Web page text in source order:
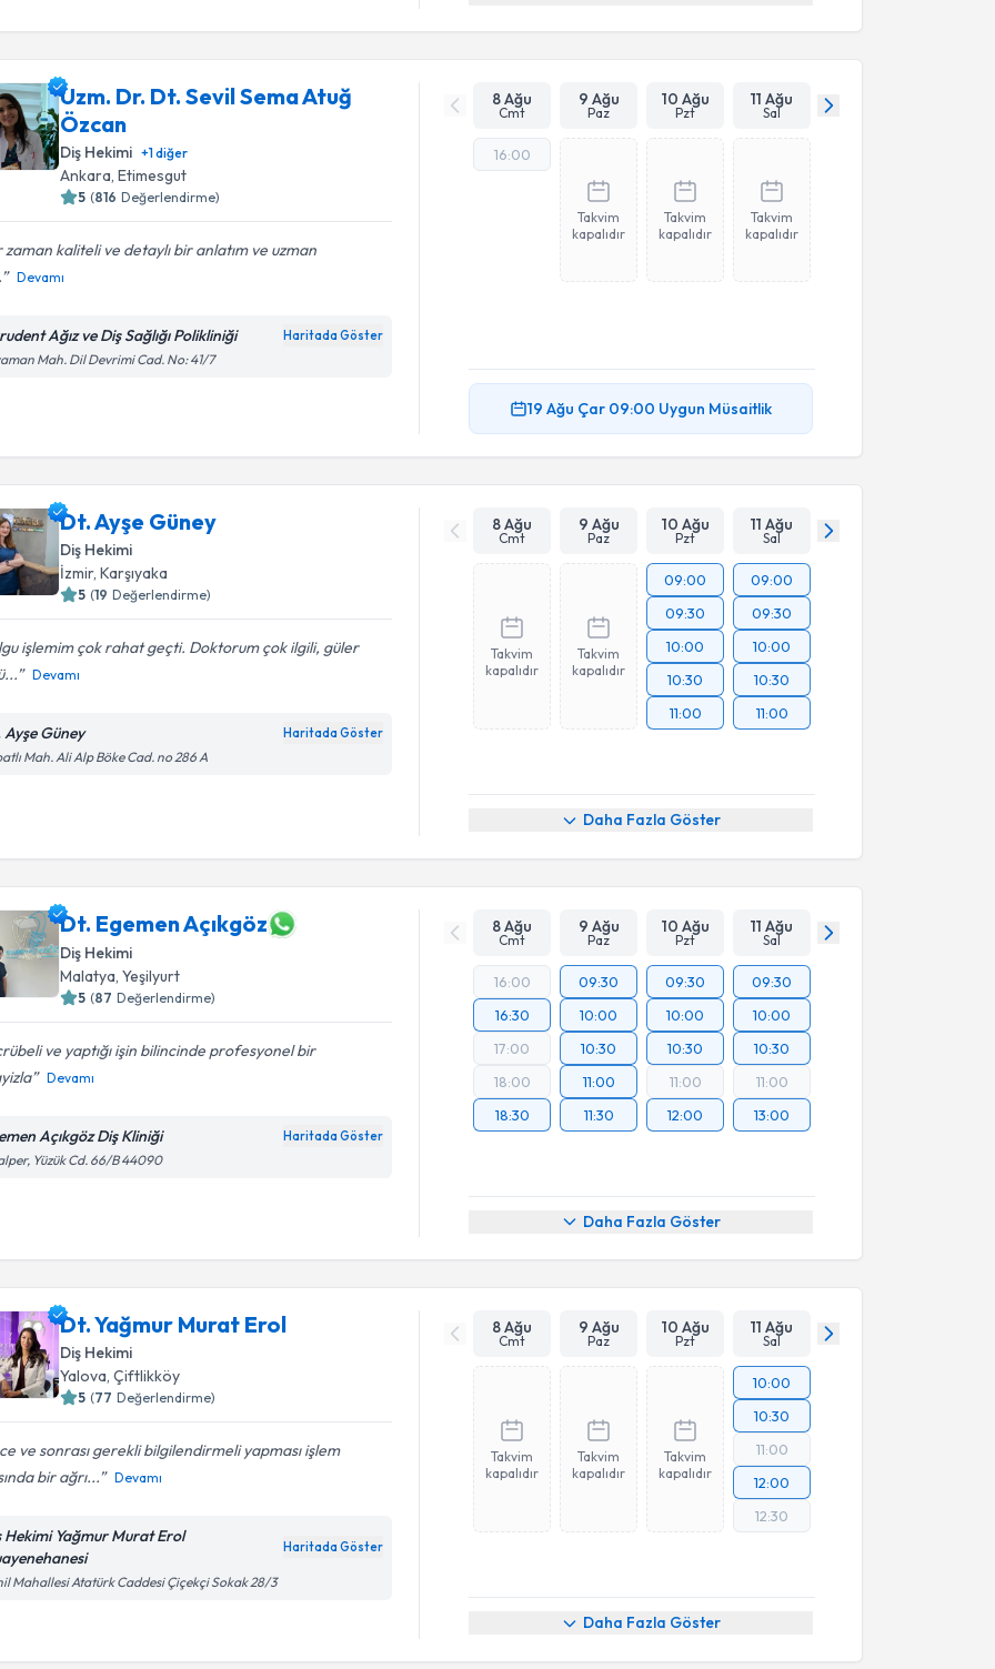
Uzm. Dr. Dt. Sevil Sema Atuğ
Özcan
Diş Hekimi +1diğer
Ankara, Etimesgut
5 (816 Değerlendirme)
zaman kaliteli ve detaylı bir anlatım ve uzman
Devamı
Ağız ve Diş Sağlığı Polikliniği Haritada Göster
Mah. Dil Devrimi Cad. No: 41/7
8 Ağu
Cmt
9 Ağu
Paz
10 Ağu
Pzt
11 Ağu
Sal
16:00
Takvim
kapalıdır
Takvim
kapalıdır
Takvim
kapalıdır
19 Ağu Çar 09:00 Uygun Müsaitlik
Dt. Ayşe Güney
Diş Hekimi
İzmir, Karşıyaka
5 (19 Değerlendirme)
işlemim çok rahat geçti. Doktorum çok ilgili, güler
Devamı
Ayşe Güney Haritada Göster
Mah. Ali Alp Böke Cad. no 286 A
8 Ağu
Cmt
9 Ağu
Paz
10 Ağu
Pzt
11 Ağu
Sal
Takvim
kapalıdır
Takvim
kapalıdır
09:00
09:30
10:00
10:30
11:00
09:00
09:30
10:00
10:30
11:00
Daha Fazla Göster
Dt. Egemen Açıkgöz
Diş Hekimi
Malatya , Yeşilyurt
5 (87 Değerlendirme)
ve yaptığı işin bilincinde profesyonel bir
Devamı
Açıkgöz Diş Kliniği Haritada Göster
Yüzük Cd. 66/B 44090
8 Ağu
Cmt
9 Ağu
Paz
10 Ağu
Pzt
11 Ağu
Sal
16:00
16:30
17:00
18:00
18:30
09:30
10:00
10:30
11:00
11:30
09:30
10:00
10:30
11:00
12:00
09:30
10:00
10:30
11:00
13:00
Daha Fazla Göster
Dt. Yağmur Murat Erol
Diş Hekimi
Yalova, Çiftlikköy
5 (77 Değerlendirme)
ve sonrası gerekli bilgilendirmeli yapması işlem
bir ağrı...
Devamı
Hekimi Yağmur Murat Erol
Haritada Göster
Mahallesi Atatürk Caddesi Çiçekçi Sokak 28/3
8 Ağu
Cmt
9 Ağu
Paz
10 Ağu
Pzt
11 Ağu
Sal
Takvim
kapalıdır
Takvim
kapalıdır
Takvim
kapalıdır
10:00
10:30
11:00
12:00
12:30
Daha Fazla Göster